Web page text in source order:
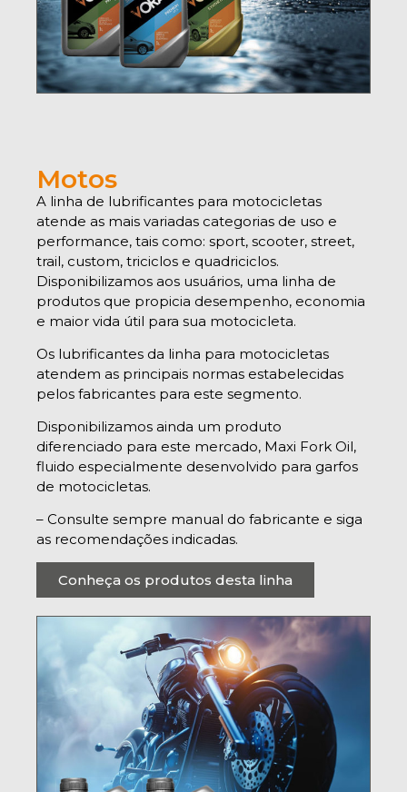
Motos
A linha de lubrificantes para motocicletas
atende as mais variadas categorias de uso e
performance, tais como: sport, scooter, street,
trail, custom, triciclos e quadriciclos.
Disponibilizamos aos usuários, uma linha de
produtos que propicia desempenho, economia
e maior vida útil para sua motocicleta.
Os lubrificantes da linha para motocicletas
atendem as principais normas estabelecidas
pelos fabricantes para este segmento.
Disponibilizamos ainda um produto
diferenciado para este mercado, Maxi Fork Oil,
fluido especialmente desenvolvido para garfos
de motocicletas.
– Consulte sempre manual do fabricante e siga
as recomendações indicadas.
Conheça os produtos desta linha